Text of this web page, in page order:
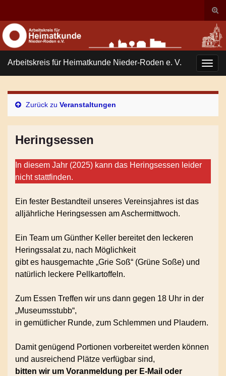
Search for:
Arbeitskreis für Heimatkunde Nieder-Roden e. V.
Zurück zu Veranstaltungen
Heringsessen
In diesem Jahr (2025) kann das Heringsessen leider
nicht stattfinden.
Ein fester Bestandteil unseres Vereinsjahres ist das
alljährliche Heringsessen am Aschermittwoch.
Ein Team um Günther Keller bereitet den leckeren
Heringssalat zu, nach Möglichkeit
gibt es hausgemachte „Grie Soß“ (Grüne Soße) und
natürlich leckere Pellkartoffeln.
Zum Essen Treffen wir uns dann gegen 18 Uhr in der
„Museumsstubb“,
in gemütlicher Runde, zum Schlemmen und Plaudern.
Damit genügend Portionen vorbereitet werden können
und ausreichend Plätze verfügbar sind,
bitten wir um Voranmeldung per E-Mail oder